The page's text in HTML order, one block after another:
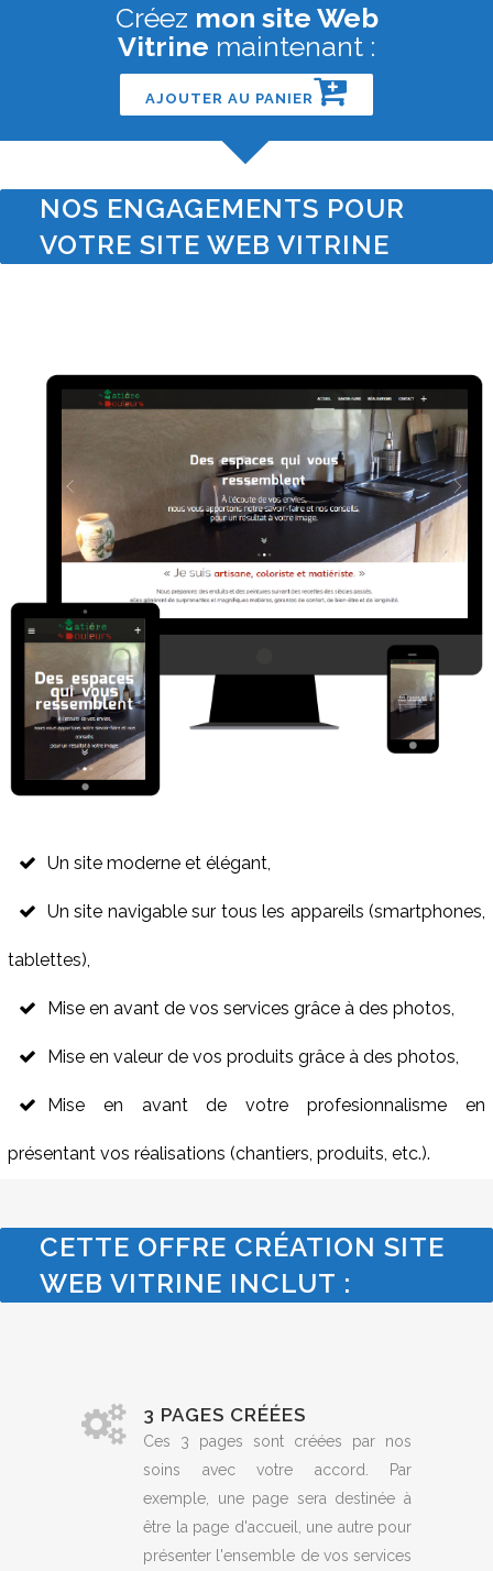
Créez mon site Web
Vitrine maintenant :
AJOUTER AU PANIER
NOS ENGAGEMENTS POUR
VOTRE SITE WEB VITRINE
Un site moderne et élégant,
Un site navigable sur tous les appareils (smartphones,
tablettes),
Mise en avant de vos services grâce à des photos,
Mise en valeur de vos produits grâce à des photos,
Mise en avant de votre profesionnalisme en
présentant vos réalisations (chantiers, produits, etc.).
CETTE OFFRE CRÉATION SITE
WEB VITRINE INCLUT :
3 PAGES CRÉÉES
Ces 3 pages sont créées par nos
soins avec votre accord. Par
exemple, une page sera destinée à
être la page d'accueil, une autre pour
présenter l'ensemble de vos services